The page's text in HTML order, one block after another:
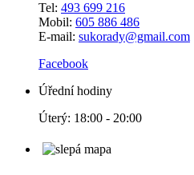
Tel: 493 699 216
Mobil: 605 886 486
E-mail: sukorady@gmail.com
Facebook
Úřední hodiny
Úterý: 18:00 - 20:00